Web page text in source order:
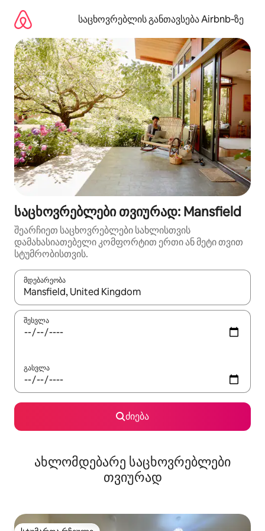
გადასვლა
საცხოვრებლის განთავსება Airbnb‑ზე
საცხოვრებლები თვიურად: Mansfield
შეარჩიეთ საცხოვრებლები სახლისთვის
დამახასიათებელი კომფორტით ერთი ან მეტი თვით
სტუმრობისთვის.
მდებარეობა
როცა შედეგები ხელმისაწვდომი გახდება, ნავიგაციისთვის
შესვლა
გასვლა
ძიება
ახლომდებარე საცხოვრებლები
თვიურად